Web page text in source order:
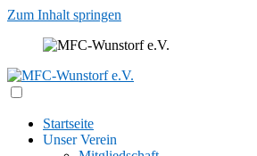
Zum Inhalt springen
Startseite
Unser Verein